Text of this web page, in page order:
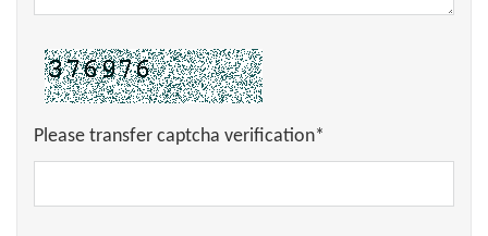
Please transfer captcha verification*